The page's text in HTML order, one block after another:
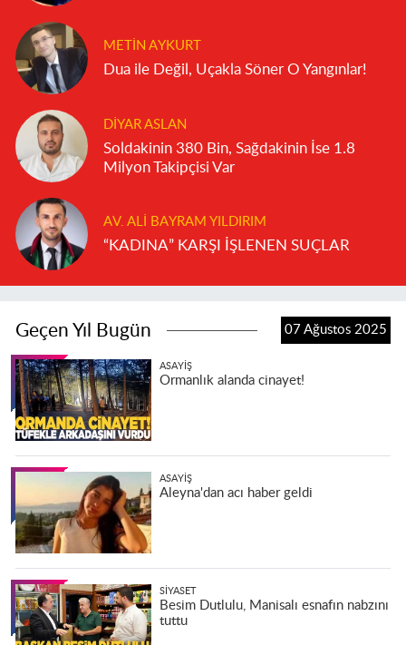
METIN AYKURT
Dua ile Değil, Uçakla Söner O Yangınlar!
DIYAR ASLAN
Soldakinin 380 Bin, Sağdakinin İse 1.8
Milyon Takipçisi Var
AV. ALI BAYRAM YILDIRIM
“KADINA” KARŞI İŞLENEN SUÇLAR
Geçen Yıl Bugün 07 Ağustos 2025
ASAYIŞ
Ormanlık alanda cinayet!
ASAYIŞ
Aleyna'dan acı haber geldi
SIYASET
Besim Dutlulu, Manisalı esnafın nabzını
tuttu